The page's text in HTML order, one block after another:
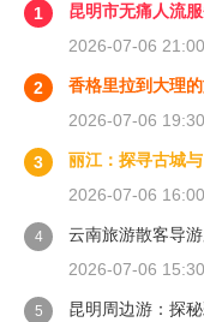
1
昆明市无痛人流
2026-07-06
2
香格里拉到大理
2026-07-06
3
丽江：探寻古城
2026-07-06
4
云南旅游散客导
2026-07-06
5 昆明周边游：探